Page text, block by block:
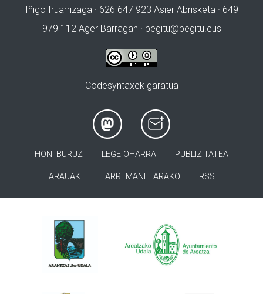
Iñigo Iruarrizaga · 626 647 923 Asier Abrisketa · 649
979 112 Ager Barragan · begitu@begitu.eus
Codesyntaxek garatua
HONI BURUZ LEGE OHARRA PUBLIZITATEA
ARAUAK HARREMANETARAKO RSS